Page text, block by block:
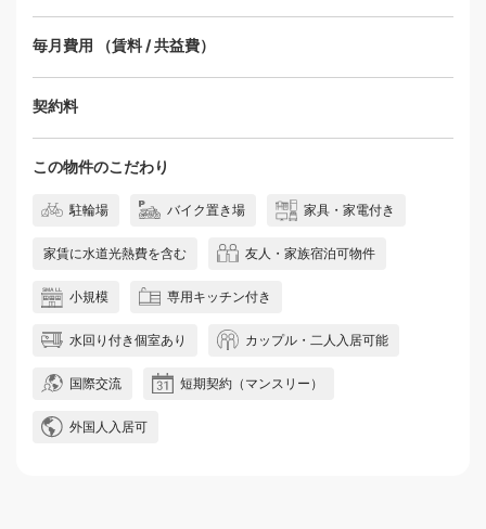
毎月費用 （賃料 / 共益費）
契約料
この物件のこだわり
駐輪場 バイク置き場 家具・家電付き
家賃に水道光熱費を含む 友人・家族宿泊可物件
小規模 専用キッチン付き
水回り付き個室あり カップル・二人入居可能
国際交流 短期契約（マンスリー）
外国人入居可